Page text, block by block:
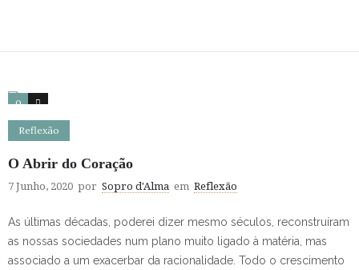
0 2
Reflexão
O Abrir do Coração
7 Junho, 2020 por Sopro d'Alma em Reflexão
As últimas décadas, poderei dizer mesmo séculos, reconstruíram
as nossas sociedades num plano muito ligado à matéria, mas
associado a um exacerbar da racionalidade. Todo o crescimento